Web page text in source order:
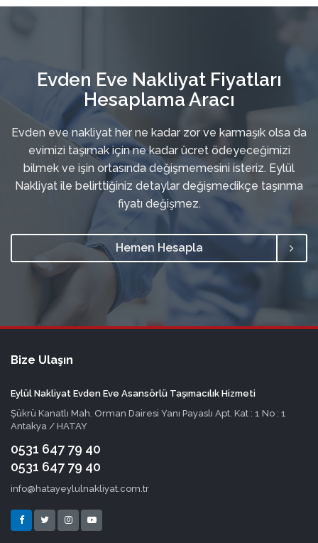
Evden Eve Nakliyat Fiyatları
Hesaplama Aracı
Evden eve nakliyat her ne kadar zor ve karmaşık olsa da
evimizi taşımak için ne kadar ücret ödeyeceğimizi
bilmek ve işin ortasında değişmemesini isteriz. Eylül
Nakliyat ile belirttiğiniz detaylar değişmedikçe taşınma
fiyatı değişmez.
Hemen Hesapla
Bize Ulaşın
Eylül Nakliyat Evden Eve Asansörlü Taşımacılık Hizmeti
Şükrü Kanatlı Mah. Orman Dairesi Yanı Payaslı Apt. Kat : 1 No : 1
Antakya / HATAY
0531 647 79 40
0531 647 79 40
info@hatayeylulnakliyat.com.tr